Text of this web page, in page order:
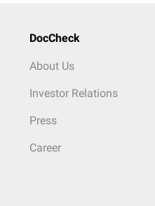
DocCheck
About Us
Investor Relations
Press
Career